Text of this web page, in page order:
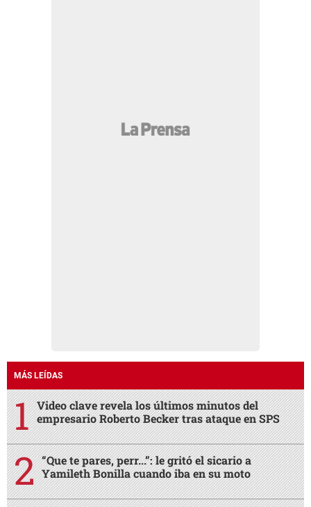
MÁS LEÍDAS
Video clave revela los últimos minutos del
empresario Roberto Becker tras ataque en SPS
“Que te pares, perr...”: le gritó el sicario a
Yamileth Bonilla cuando iba en su moto